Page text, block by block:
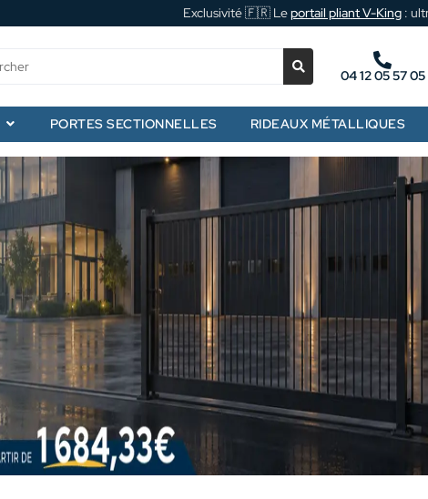
Exclusivité 🇫🇷 Leportail pliant V-King :
04 12 05 57 05
PORTES SECTIONNELLES RIDEAUX MÉTALLIQUES